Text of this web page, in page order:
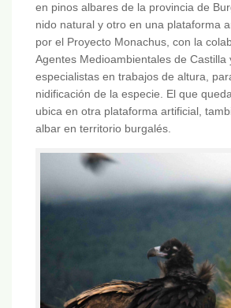
en pinos albares de la provincia de
nido natural y otro en una plataforma
por el Proyecto Monachus, con la
Agentes Medioambientales de Castilla
especialistas en trabajos de altura,
nidificación de la especie. El que
ubica en otra plataforma artificial,
albar en territorio burgalés.